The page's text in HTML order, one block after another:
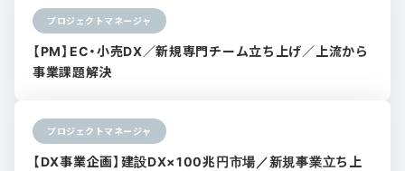
プロジェクトマネージャ
【PM】EC・小売DX／新規専門チーム立ち上げ／上流から
事業課題解決
プロジェクトマネージャ
【DX事業企画】建設DX×100兆円市場／新規事業立ち上